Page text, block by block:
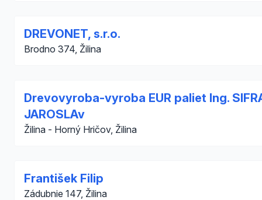
DREVONET, s.r.o.
Brodno 374, Žilina
Drevovyroba-vyroba EUR paliet Ing.
JAROSLAv
Žilina - Horný Hričov, Žilina
František Filip
Zádubnie 147, Žilina